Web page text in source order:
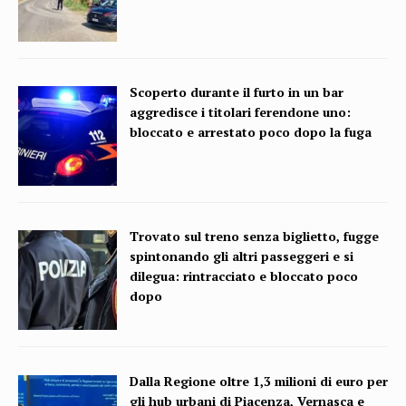
Scoperto durante il furto in un bar
aggredisce i titolari ferendone uno:
bloccato e arrestato poco dopo la fuga
Trovato sul treno senza biglietto, fugge
spintonando gli altri passeggeri e si
dilegua: rintracciato e bloccato poco
dopo
Dalla Regione oltre 1,3 milioni di euro per
gli hub urbani di Piacenza, Vernasca e